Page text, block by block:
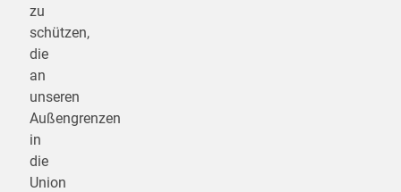
zu
schützen,
die
an
unseren
Außengrenzen
in
die
Union